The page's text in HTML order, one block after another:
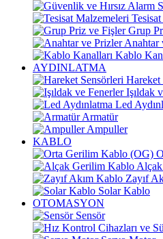
Grup
Anahtar
Kablo
AYDINLATMA
Hareket
Işıldak
Led
Armatür
Ampuller
KABLO
Zayıf
Solar Kablo
OTOMASYON
Sensör